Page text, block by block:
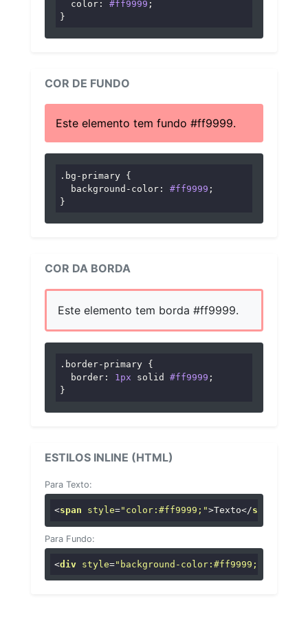
color : #ff9999 ;
}
COR DE FUNDO
Este elemento tem fundo #ff9999.
.bg-primary {
background-color : #ff9999 ;
}
COR DA BORDA
Este elemento tem borda #ff9999.
.border-primary {
border : 1px solid #ff9999 ;
}
ESTILOS INLINE (HTML)
Para Texto:
<span style="color:#ff9999;">Texto</span
Para Fundo:
<div style="background-color:#ff9999;"